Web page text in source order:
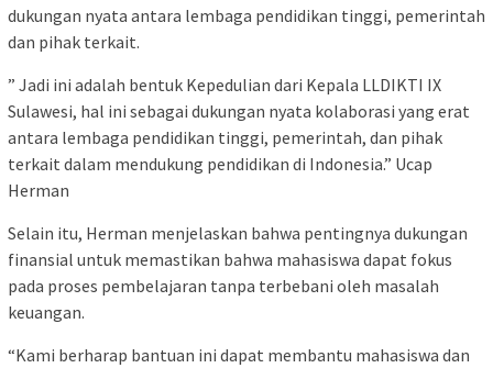
dukungan nyata antara lembaga pendidikan tinggi, pemerintah
dan pihak terkait.
” Jadi ini adalah bentuk Kepedulian dari Kepala LLDIKTI IX
Sulawesi, hal ini sebagai dukungan nyata kolaborasi yang erat
antara lembaga pendidikan tinggi, pemerintah, dan pihak
terkait dalam mendukung pendidikan di Indonesia.” Ucap
Herman
Selain itu, Herman menjelaskan bahwa pentingnya dukungan
finansial untuk memastikan bahwa mahasiswa dapat fokus
pada proses pembelajaran tanpa terbebani oleh masalah
keuangan.
“Kami berharap bantuan ini dapat membantu mahasiswa dan